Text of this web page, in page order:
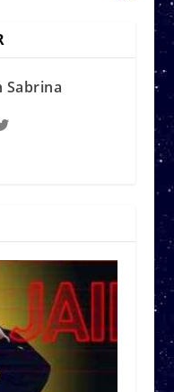
Sabrina